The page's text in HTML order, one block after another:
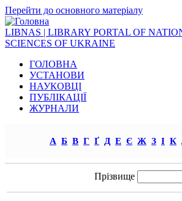
Перейти до основного матеріалу
LIBNAS | LIBRARY PORTAL OF
SCIENCES OF UKRAINE
ГОЛОВНА
УСТАНОВИ
НАУКОВЦІ
ПУБЛІКАЦІЇ
ЖУРНАЛИ
А Б В Г Ґ Д Е Є Ж З І К
Прізвище